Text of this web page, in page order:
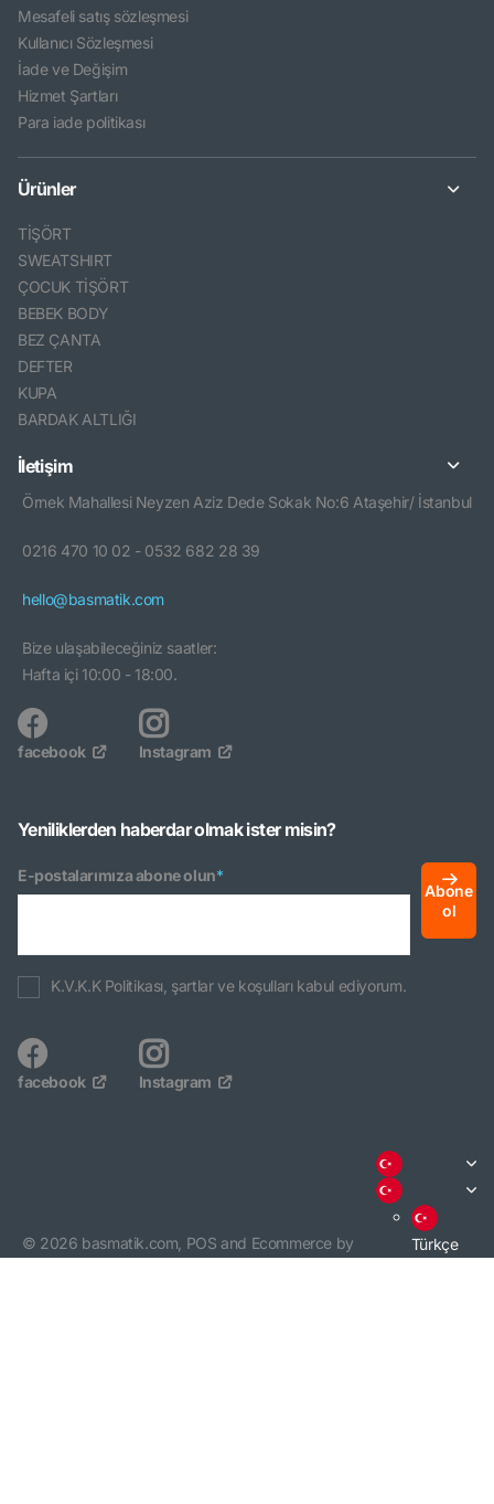
Mesafeli satış sözleşmesi
Kullanıcı Sözleşmesi
İade ve Değişim
Hizmet Şartları
Para iade politikası
Ürünler
TİŞÖRT
SWEATSHIRT
ÇOCUK TİŞÖRT
BEBEK BODY
BEZ ÇANTA
DEFTER
KUPA
BARDAK ALTLIĞI
İletişim
Örnek Mahallesi Neyzen Aziz Dede Sokak No:6 Ataşehir/ İstanbul
0216 470 10 02 - 0532 682 28 39
hello@basmatik.com
Bize ulaşabileceğiniz saatler:
Hafta içi 10:00 - 18:00.
facebook Instagram
Yeniliklerden haberdar olmak ister misin?
E-postalarımıza abone olun*
Abone
ol
K.V.K.K Politikası, şartlar ve koşulları kabul ediyorum.
facebook Instagram
© 2026 basmatik.com, POS and Ecommerce by
Türkçe